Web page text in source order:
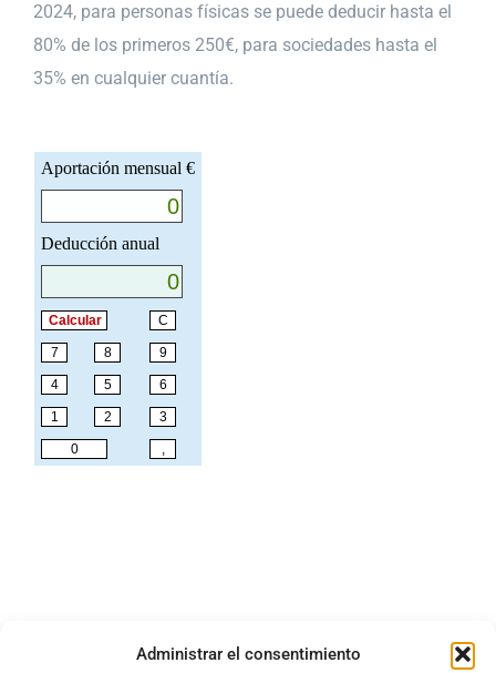
Administrar el consentimiento
2024, para personas físicas se puede deducir hasta el
80% de los primeros 250€, para sociedades hasta el
35% en cualquier cuantía.